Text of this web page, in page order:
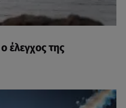
έλεγχος της